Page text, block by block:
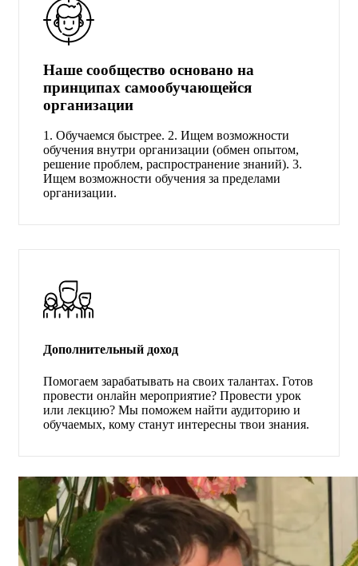
Наше сообщество основано на
принципах самообучающейся
организации
1. Обучаемся быстрее. 2. Ищем возможности
обучения внутри организации (обмен опытом,
решение проблем, распространение знаний). 3.
Ищем возможности обучения за пределами
организации.
Дополнительный доход
Помогаем зарабатывать на своих талантах. Готов
провести онлайн мероприятие? Провести урок
или лекцию? Мы поможем найти аудиторию и
обучаемых, кому станут интересны твои знания.